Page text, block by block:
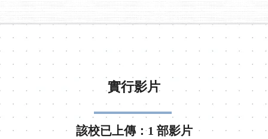
實行影片
該校已上傳：1 部影片